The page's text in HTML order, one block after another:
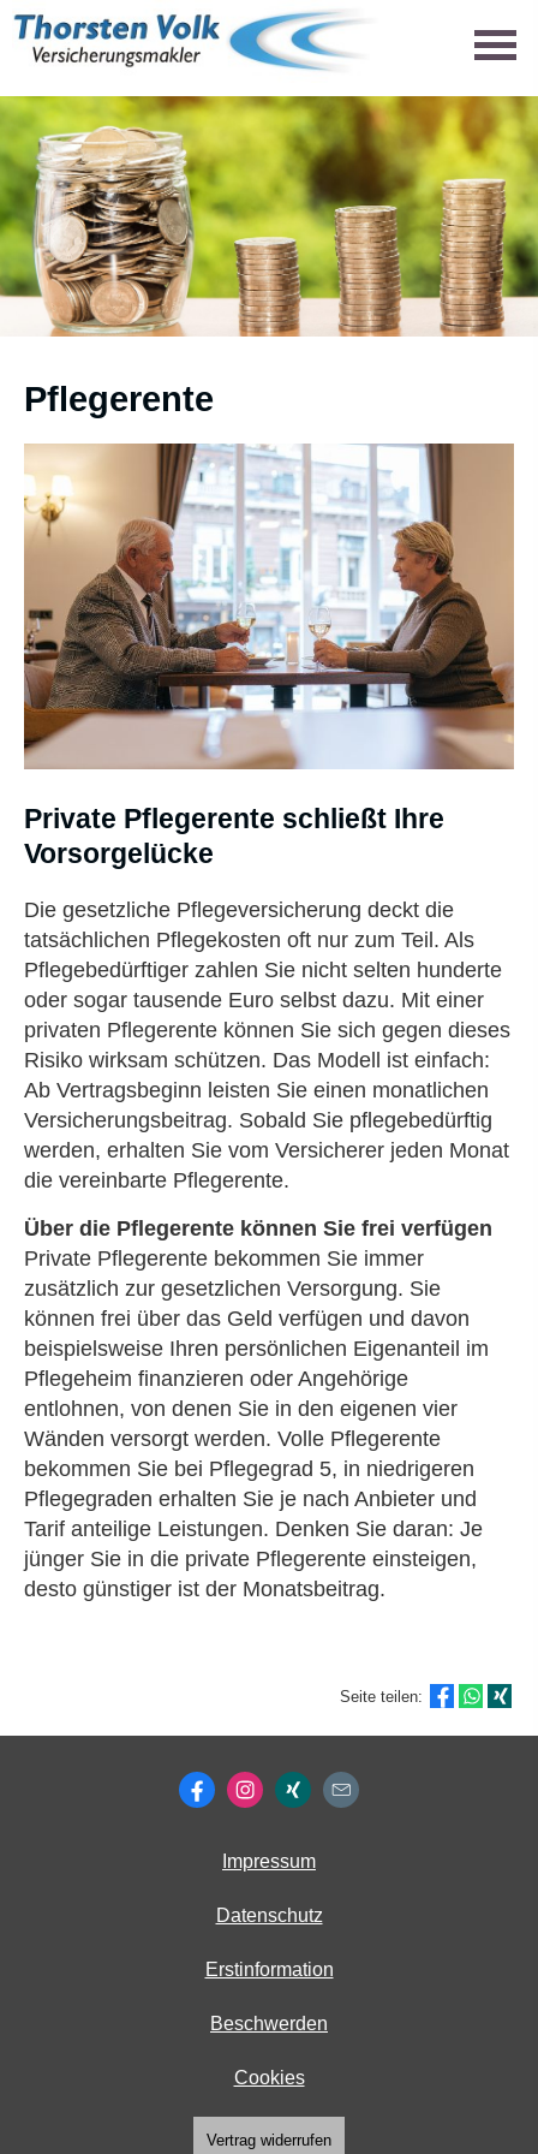
Pfle­ge­ren­te
Private Pfle­ge­ren­te schließt Ihre
Vorsorgelücke
Die gesetzliche Pflege­ver­si­che­rung deckt die
tatsächlichen Pflegekosten oft nur zum Teil. Als
Pflegebedürftiger zahlen Sie nicht selten hunderte
oder sogar tausende Euro selbst dazu. Mit einer
privaten Pfle­ge­ren­te können Sie sich gegen dieses
Risiko wirksam schützen. Das Modell ist einfach:
Ab Vertragsbeginn leisten Sie einen monatlichen
Versicherungsbeitrag. Sobald Sie pflegebedürftig
werden, erhalten Sie vom Versicherer jeden Monat
die vereinbarte Pfle­ge­ren­te.
Über die Pfle­ge­ren­te können Sie frei verfügen
Private Pfle­ge­ren­te bekommen Sie immer
zusätzlich zur gesetzlichen Versorgung. Sie
können frei über das Geld verfügen und davon
beispielsweise Ihren persönlichen Eigenanteil im
Pflegeheim finanzieren oder Angehörige
entlohnen, von denen Sie in den eigenen vier
Wänden versorgt werden. Volle Pfle­ge­ren­te
bekommen Sie bei Pflegegrad 5, in niedrigeren
Pflegegraden erhalten Sie je nach Anbieter und
Tarif anteilige Leistungen. Denken Sie daran: Je
jünger Sie in die private Pfle­ge­ren­te einsteigen,
desto günstiger ist der Monatsbeitrag.
Seite teilen:
Impressum
Datenschutz
Erstinformation
Beschwerden
Cookies
Vertrag widerrufen